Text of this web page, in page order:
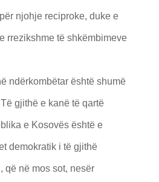
njohje reciproke, duke e
rrezikshme të shkëmbimeve
ndërkombëtar është shumë
gjithë e kanë të qartë
e Kosovës është e
demokratik i të gjithë
që në mos sot, nesër